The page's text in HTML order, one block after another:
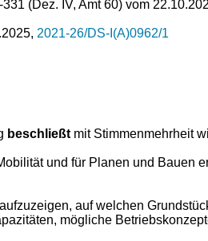
(Dez. IV, Amt 60) vom
2021-26/DS-I(A)0962/1
beschließt mit Stimmenmehrheit
und für Planen und
auf welchen
mögliche